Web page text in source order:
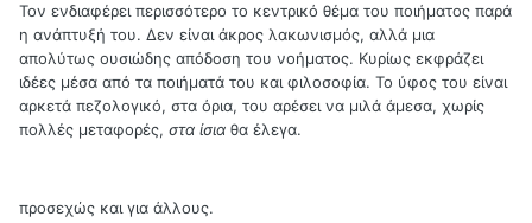
Τον ενδιαφέρει περισσότερο το κεντρικό θέμα του ποιήματος παρά
η ανάπτυξή του. Δεν είναι άκρος λακωνισμός, αλλά μια
απολύτως ουσιώδης απόδοση του νοήματος. Κυρίως εκφράζει
ιδέες μέσα από τα ποιήματά του και φιλοσοφία. Το ύφος του είναι
αρκετά πεζολογικό, στα όρια, του αρέσει να μιλά άμεσα, χωρίς
πολλές μεταφορές, στα ίσια θα έλεγα.
προσεχώς και για άλλους.